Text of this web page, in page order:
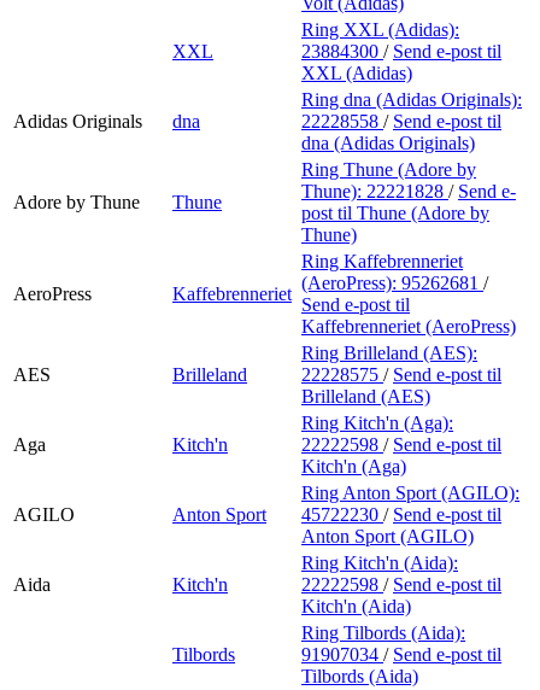
XXL
Ring XXL (Adidas):
23884300 / Send e-post til
XXL (Adidas)
Adidas Originals dna
Ring dna (Adidas Originals):
22228558 / Send e-post til
dna (Adidas Originals)
Adore by Thune Thune
Ring Thune (Adore by
Thune): 22221828 / Send e-
post til Thune (Adore by
Thune)
AeroPress Kaffebrenneriet
Ring Kaffebrenneriet
(AeroPress): 95262681 /
Send e-post til
Kaffebrenneriet (AeroPress)
AES Brilleland
Ring Brilleland (AES):
22228575 / Send e-post til
Brilleland (AES)
Aga Kitch'n
Ring Kitch'n (Aga):
22222598 / Send e-post til
Kitch'n (Aga)
AGILO Anton Sport
Ring Anton Sport (AGILO):
45722230 / Send e-post til
Anton Sport (AGILO)
Aida Kitch'n
Ring Kitch'n (Aida):
22222598 / Send e-post til
Kitch'n (Aida)
Tilbords
Ring Tilbords (Aida):
91907034 / Send e-post til
Tilbords (Aida)